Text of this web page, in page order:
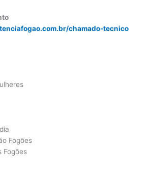
chamado-tecnico
Fogões
Fogões